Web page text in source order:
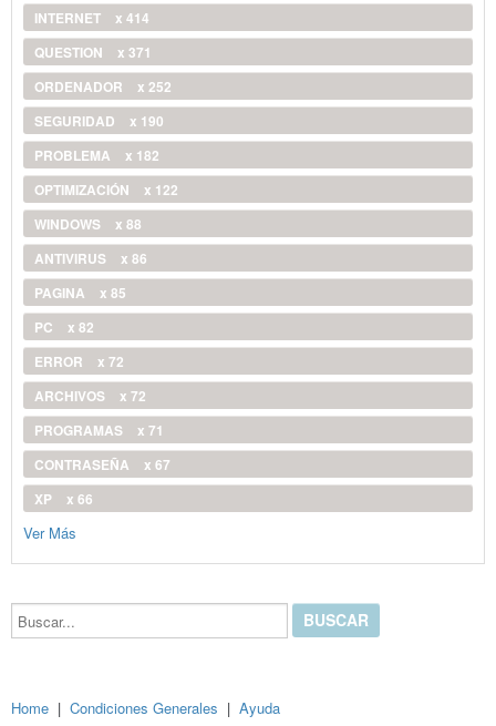
INTERNET
x 414
QUESTION
x 371
ORDENADOR
x 252
SEGURIDAD
x 190
PROBLEMA
x 182
OPTIMIZACIÓN
x 122
WINDOWS
x 88
ANTIVIRUS
x 86
PAGINA
x 85
PC
x 82
ERROR
x 72
ARCHIVOS
x 72
PROGRAMAS
x 71
CONTRASEÑA
x 67
XP
x 66
Ver Más
Buscar...
Home | Condiciones Generales | Ayuda